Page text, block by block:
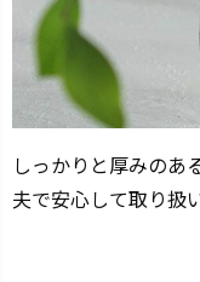
しっかりと厚みのあ
夫で安心して取り扱